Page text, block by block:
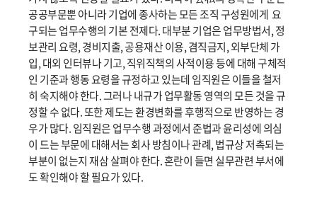
공공부문뿐 아니라 기업에 종사하는 모든 조직 구성원에게 요
구되는 업무수행의 기본 전제다. 대부분 기업은 업무방법서, 정
보관리 요령, 경비지출, 공용재산 이용, 겸직금지, 외부단체 가
입, 대외 인터뷰나 기고, 직위직책의 사적이용 등에 대해 구체적
인 기준과 행동 요령을 규정하고 있는데 임직원은 이들을 철저
히 숙지해야 한다. 그러나 내규가 업무활동 영역의 모든 것을 규
정할 수 없다. 또한 제도는 환경변화를 후행적으로 반영하는 경
우가 많다. 임직원은 업무수행 과정에서 준법과 윤리성에 의심
이 드는 부문에 대해서는 회사 방침이나 관례, 법규상 저촉되는
부분이 없는지 재삼 살펴야 한다. 혼란이 들면 실무관련 부서에
도 확인해야 할 필요가 있다.